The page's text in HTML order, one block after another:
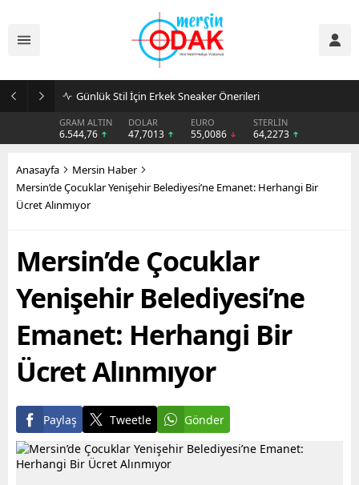
Günlük Stil İçin Erkek Sneaker Önerileri
GRAM ALTIN
6.544,76
DOLAR
47,7013
EURO
55,0086
STERLİN
64,2273
Anasayfa
Mersin Haber
Mersin’de Çocuklar Yenişehir Belediyesi’ne Emanet: Herhangi Bir
Ücret Alınmıyor
Mersin’de Çocuklar
Yenişehir Belediyesi’ne
Emanet: Herhangi Bir
Ücret Alınmıyor
Paylaş Tweetle Gönder